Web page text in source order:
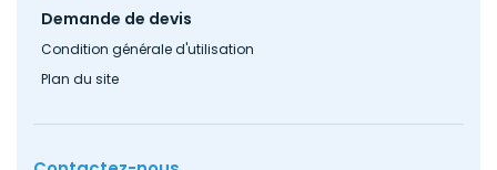
Demande de devis
Condition générale d'utilisation
Plan du site